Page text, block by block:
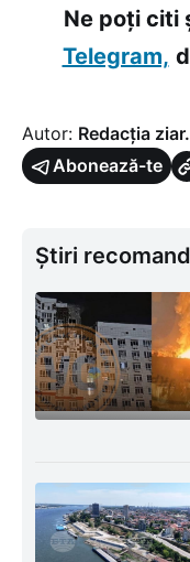
Ne poți citi
Telegram,
Autor: Redacția
Abonează-te
Știri